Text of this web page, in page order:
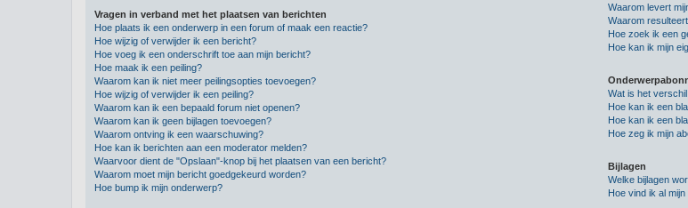
Vragen in verband met het plaatsen van berichten
Hoe plaats ik een onderwerp in een forum of maak een reactie?
Hoe wijzig of verwijder ik een bericht?
Hoe voeg ik een onderschrift toe aan mijn bericht?
Hoe maak ik een peiling?
Waarom kan ik niet meer peilingsopties toevoegen?
Hoe wijzig of verwijder ik een peiling?
Waarom kan ik een bepaald forum niet openen?
Waarom kan ik geen bijlagen toevoegen?
Waarom ontving ik een waarschuwing?
Hoe kan ik berichten aan een moderator melden?
Waarvoor dient de "Opslaan"-knop bij het plaatsen van een bericht?
Waarom moet mijn bericht goedgekeurd worden?
Hoe bump ik mijn onderwerp?
Waarom levert
Waarom
Hoe zoek ik een
Hoe kan ik mijn
Wat is het
Hoe kan ik een
Hoe kan ik een
Hoe zeg ik mijn
Bijlagen
Welke bijlagen
Hoe vind ik al mijn